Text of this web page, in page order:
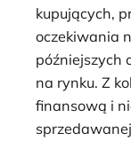
kupujących,
oczekiwania
późniejszych
na rynku. Z
finansową i